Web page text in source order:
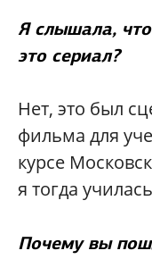
Я слышала,
это сериал?
Нет, это был
фильма для
курсе
я тогда
Почему вы